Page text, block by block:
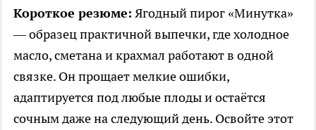
Короткое резюме: Ягодный пирог «Минутка»
— образец практичной выпечки, где холодное
масло, сметана и крахмал работают в одной
связке. Он прощает мелкие ошибки,
адаптируется под любые плоды и остаётся
сочным даже на следующий день. Освойте этот